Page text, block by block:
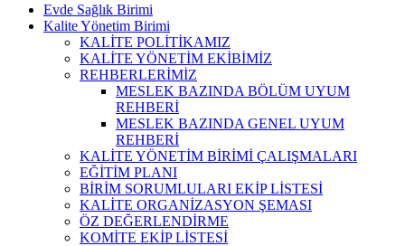
Evde Sağlık Birimi
Kalite Yönetim Birimi
KALİTE POLİTİKAMIZ
KALİTE YÖNETİM EKİBİMİZ
REHBERLERİMİZ
MESLEK BAZINDA BÖLÜM UYUM
REHBERİ
MESLEK BAZINDA GENEL UYUM
REHBERİ
KALİTE YÖNETİM BİRİMİ ÇALIŞMALARI
EĞİTİM PLANI
BİRİM SORUMLULARI EKİP LİSTESİ
KALİTE ORGANİZASYON ŞEMASI
ÖZ DEĞERLENDİRME
KOMİTE EKİP LİSTESİ